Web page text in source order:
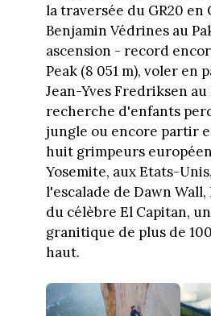
la traversée du GR20 en
Benjamin Védrines au
ascension - record
Peak (8 051 m), voler en
Jean-Yves Fredriksen au
recherche d'enfants
jungle ou encore partir
huit grimpeurs
Yosemite, aux Etats-
l'escalade de Dawn
du célèbre El Capitan,
granitique de plus de
haut.